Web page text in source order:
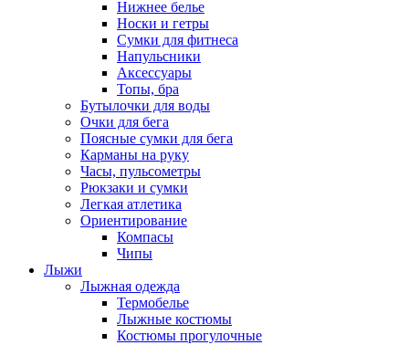
Нижнее белье
Носки и гетры
Сумки для фитнеса
Напульсники
Аксессуары
Топы, бра
Бутылочки для воды
Очки для бега
Поясные сумки для бега
Карманы на руку
Часы, пульсометры
Рюкзаки и сумки
Легкая атлетика
Ориентирование
Компасы
Чипы
Лыжи
Лыжная одежда
Термобелье
Лыжные костюмы
Костюмы прогулочные